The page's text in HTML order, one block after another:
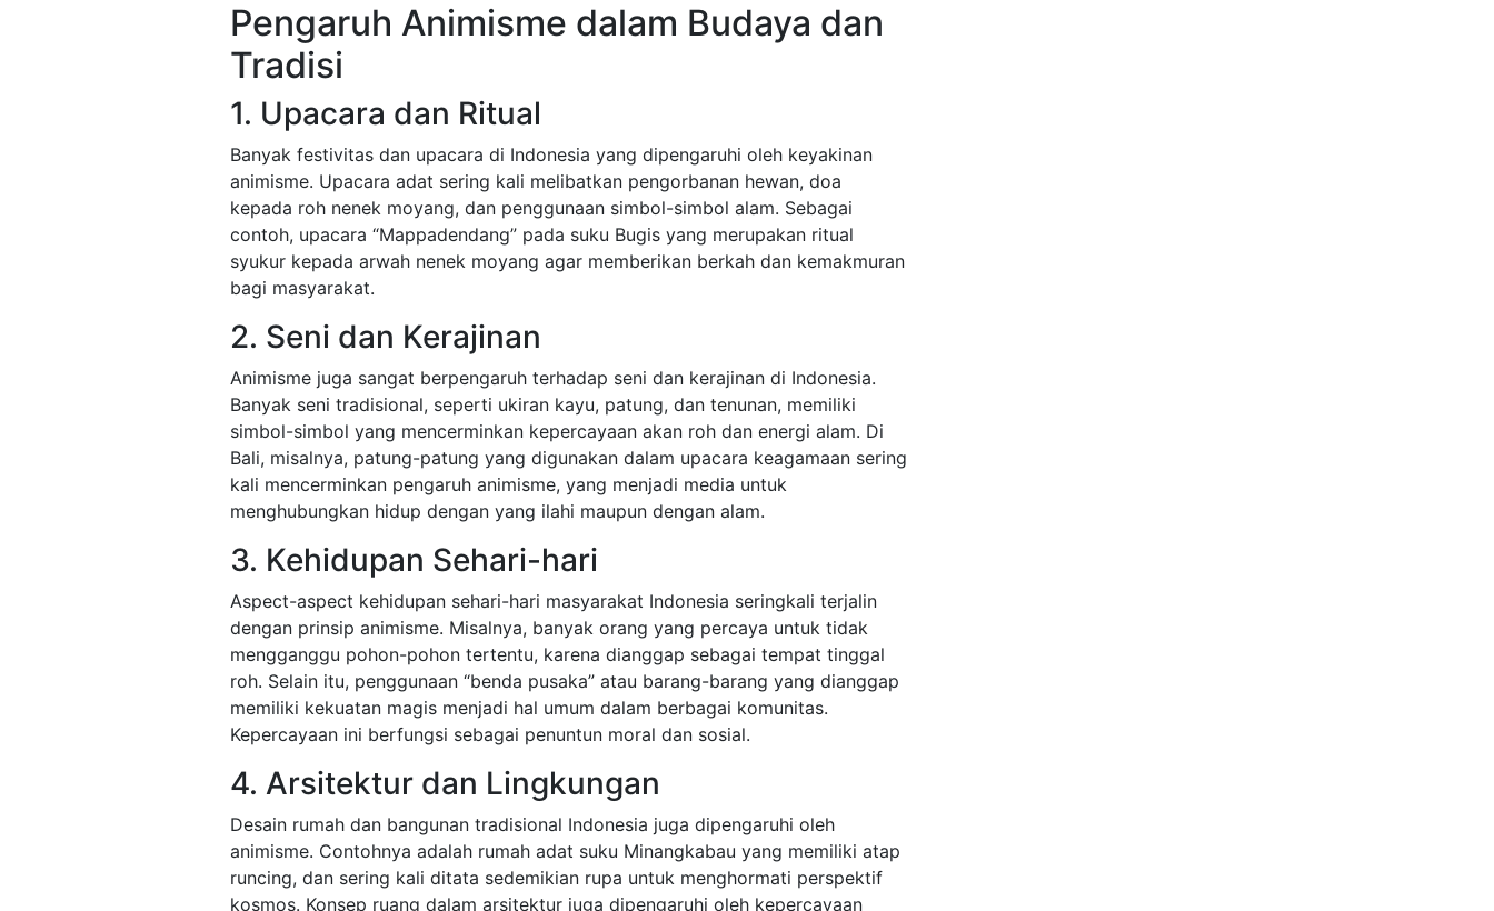
Pengaruh Animisme dalam Budaya dan
Tradisi
1. Upacara dan Ritual
Banyak festivitas dan upacara di Indonesia yang dipengaruhi oleh keyakinan
animisme. Upacara adat sering kali melibatkan pengorbanan hewan, doa
kepada roh nenek moyang, dan penggunaan simbol-simbol alam. Sebagai
contoh, upacara “Mappadendang” pada suku Bugis yang merupakan ritual
syukur kepada arwah nenek moyang agar memberikan berkah dan kemakmuran
bagi masyarakat.
2. Seni dan Kerajinan
Animisme juga sangat berpengaruh terhadap seni dan kerajinan di Indonesia.
Banyak seni tradisional, seperti ukiran kayu, patung, dan tenunan, memiliki
simbol-simbol yang mencerminkan kepercayaan akan roh dan energi alam. Di
Bali, misalnya, patung-patung yang digunakan dalam upacara keagamaan sering
kali mencerminkan pengaruh animisme, yang menjadi media untuk
menghubungkan hidup dengan yang ilahi maupun dengan alam.
3. Kehidupan Sehari-hari
Aspect-aspect kehidupan sehari-hari masyarakat Indonesia seringkali terjalin
dengan prinsip animisme. Misalnya, banyak orang yang percaya untuk tidak
mengganggu pohon-pohon tertentu, karena dianggap sebagai tempat tinggal
roh. Selain itu, penggunaan “benda pusaka” atau barang-barang yang dianggap
memiliki kekuatan magis menjadi hal umum dalam berbagai komunitas.
Kepercayaan ini berfungsi sebagai penuntun moral dan sosial.
4. Arsitektur dan Lingkungan
Desain rumah dan bangunan tradisional Indonesia juga dipengaruhi oleh
animisme. Contohnya adalah rumah adat suku Minangkabau yang memiliki atap
runcing, dan sering kali ditata sedemikian rupa untuk menghormati perspektif
kosmos. Konsep ruang dalam arsitektur juga dipengaruhi oleh kepercayaan